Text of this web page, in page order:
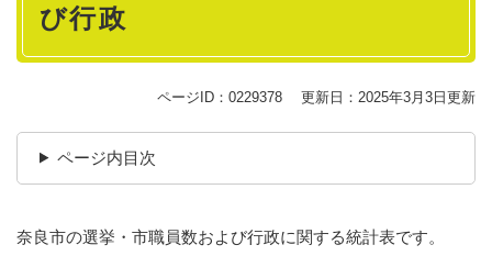
び行政
ページID：0229378 更新日：2025年3月3日更新
ページ内目次
奈良市の選挙・市職員数および行政に関する統計表です。